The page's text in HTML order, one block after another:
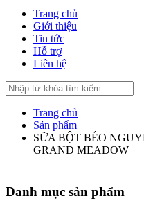
Trang chủ
Giới thiệu
Tin tức
Hỗ trợ
Liên hệ
Trang chủ
Sản phẩm
SỮA BỘT BÉO
GRAND MEADOW
Danh mục sản phẩm